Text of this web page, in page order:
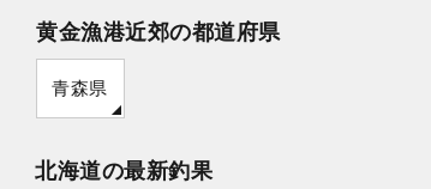
黄金漁港近郊の都道府県
青森県
北海道の最新釣果